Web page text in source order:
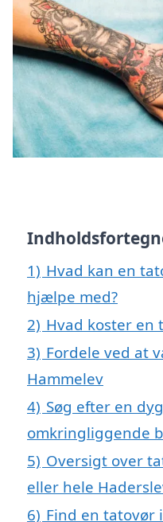
1) Hvad kan en
hjælpe med?
2) Hvad koster en
3) Fordele ved at
Hammelev
4) Søg efter en
omkringliggende
5) Oversigt over
eller hele
6) Find en tatovør